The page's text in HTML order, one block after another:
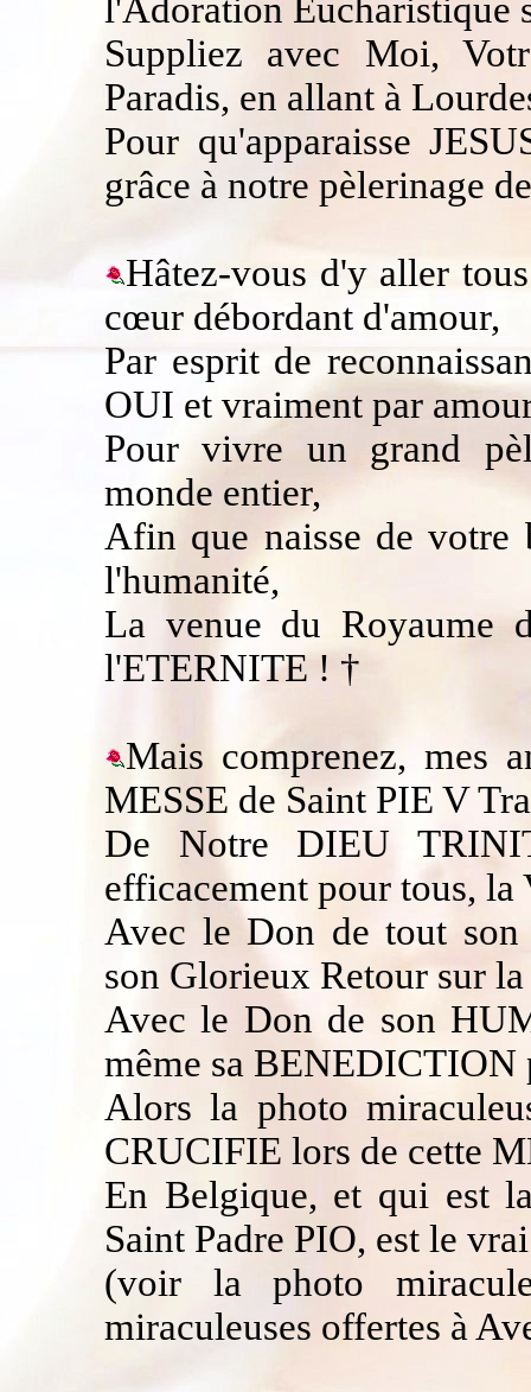
l'Adoration Eucharistique
Suppliez avec Moi,
Paradis, en allant à
Pour qu'apparaisse
grâce à notre pèlerinage
Hâtez-vous d'y aller
cœur débordant d'amour,
Par esprit de
OUI et vraiment par
Pour vivre un grand
monde entier,
Afin que naisse de votre
l'humanité,
La venue du Royaume
l'ETERNITE ! †
Mais comprenez, mes
MESSE de Saint PIE V
De Notre DIEU
efficacement pour tous,
Avec le Don de tout
son Glorieux Retour sur
Avec le Don de son
même sa BENEDICTION
Alors la photo
CRUCIFIE lors de cette
En Belgique, et qui est
Saint Padre PIO, est le
(voir la photo
miraculeuses offertes à